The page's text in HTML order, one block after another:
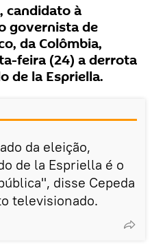
candidato à
governista de
da Colômbia,
feira (24) a derrota
de la Espriella.
da eleição,
de la Espriella é o
disse Cepeda
televisionado.